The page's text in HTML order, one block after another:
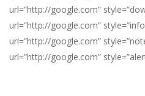
url=”http://google.com”
url=”http://google.com”
url=”http://google.com”
url=”http://google.com”